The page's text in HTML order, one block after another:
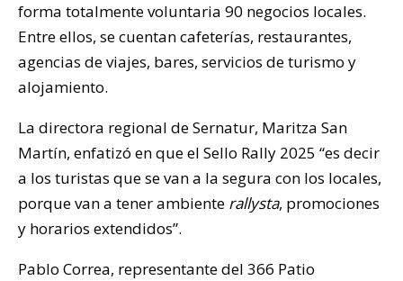
forma totalmente voluntaria 90 negocios locales.
Entre ellos, se cuentan cafeterías, restaurantes,
agencias de viajes, bares, servicios de turismo y
alojamiento.
La directora regional de Sernatur, Maritza San
Martín, enfatizó en que el Sello Rally 2025 “es decir
a los turistas que se van a la segura con los locales,
porque van a tener ambiente rallysta, promociones
y horarios extendidos”.
Pablo Correa, representante del 366 Patio